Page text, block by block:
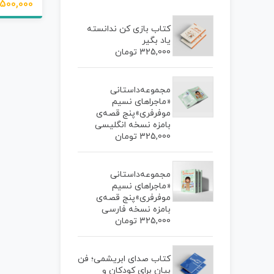
500,000 - 2,150,000 تومان
کتاب بازی کن ندانسته
یاد بگیر
325,000 تومان
مجموعه‌داستانی
«ماجراهای نسیم
موفرفری»پنج قصه‌ی
بامزه نسخه انگلیسی
325,000 تومان
مجموعه‌داستانی
«ماجراهای نسیم
موفرفری»پنج قصه‌ی
بامزه نسخه فارسی
325,000 تومان
کتاب صدای ابریشمی؛ فن
بیان برای کودکان و